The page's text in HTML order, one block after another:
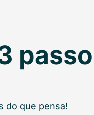
do que pensa!